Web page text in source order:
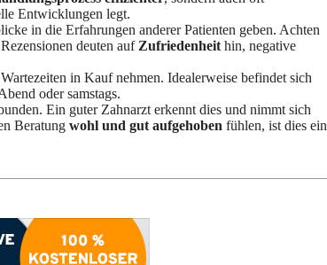
Entwicklungen legt.
in die Erfahrungen anderer Patienten geben. Achten
deuten auf Zufriedenheit hin, negative
in Kauf nehmen. Idealerweise befindet sich
oder samstags.
Ein guter Zahnarzt erkennt dies und nimmt sich
Beratung wohl und gut aufgehoben fühlen, ist dies ein